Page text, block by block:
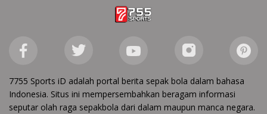
7755 Sports iD adalah portal berita sepak bola dalam bahasa
Indonesia. Situs ini mempersembahkan beragam informasi
seputar olah raga sepakbola dari dalam maupun manca negara.